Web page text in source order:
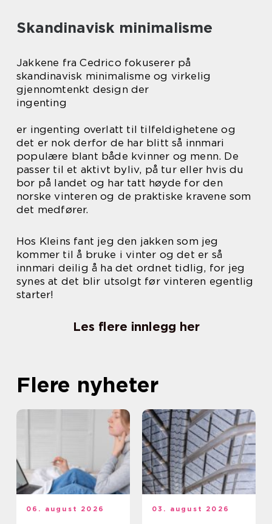
Skandinavisk minimalisme
Jakkene fra Cedrico fokuserer på
skandinavisk minimalisme og virkelig
gjennomtenkt design der
ingenting
er ingenting overlatt til tilfeldighetene og
det er nok derfor de har blitt så innmari
populære blant både kvinner og menn. De
passer til et aktivt byliv, på tur eller hvis du
bor på landet og har tatt høyde for den
norske vinteren og de praktiske kravene som
det medfører.
Hos Kleins fant jeg den jakken som jeg
kommer til å bruke i vinter og det er så
innmari deilig å ha det ordnet tidlig, for jeg
synes at det blir utsolgt før vinteren egentlig
starter!
Les flere innlegg her
Flere nyheter
06. august 2026 03. august 2026